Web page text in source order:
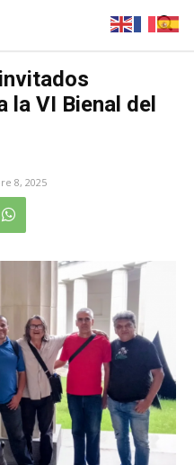
la VI Bienal del
8, 2025